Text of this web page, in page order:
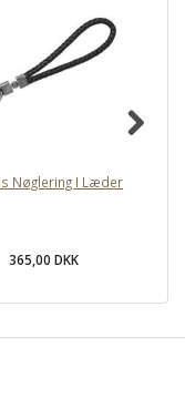
Nøglering I Læder
365,00 DKK